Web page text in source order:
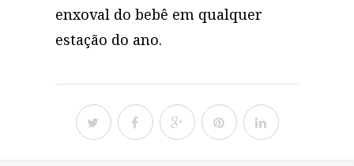
enxoval do bebê em qualquer
estação do ano.